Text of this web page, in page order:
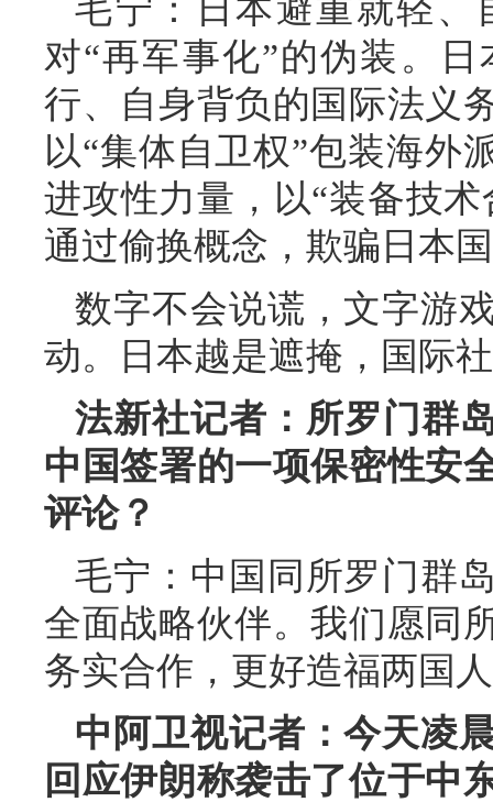
毛宁：日本避重就轻、
对“再军事化”的伪装。
行、自身背负的国际法义
以“集体自卫权”包装海外
进攻性力量，以“装备技
通过偷换概念，欺骗日本
数字不会说谎，文字游
动。日本越是遮掩，国际
法新社记者：所罗门群
中国签署的一项保密性安
评论？
毛宁：中国同所罗门群
全面战略伙伴。我们愿同
务实合作，更好造福两国
中阿卫视记者：今天凌
回应伊朗称袭击了位于中